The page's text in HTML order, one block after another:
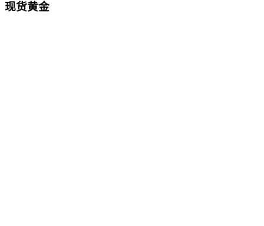
现货黄金